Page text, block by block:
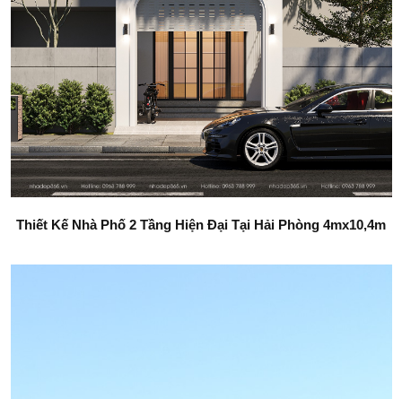
Thiết Kế Nhà Phố 2 Tầng Hiện Đại Tại Hải Phòng 4mx10,4m